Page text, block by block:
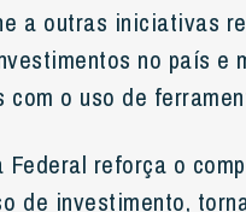
a outras iniciativas
no país e
o uso de
Federal reforça o
de investimento,